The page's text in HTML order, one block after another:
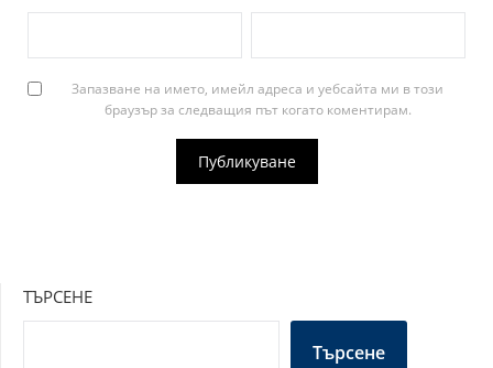
Запазване на името, имейл адреса и уебсайта ми в този
браузър за следващия път когато коментирам.
ТЪРСЕНЕ
Търсене